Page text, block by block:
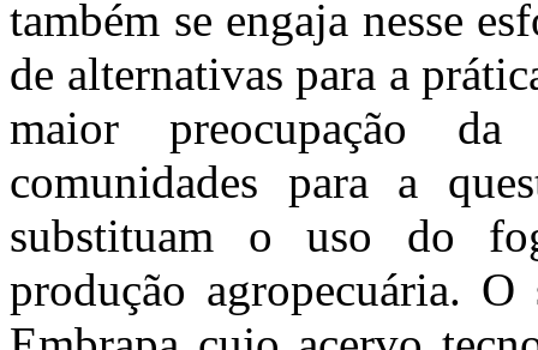
também se engaja nesse
de alternativas para a
maior preocupação
comunidades para a
substituam o uso do
produção agropecuária.